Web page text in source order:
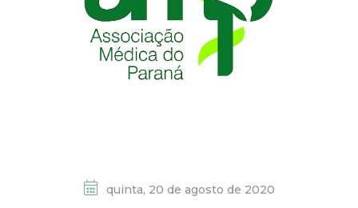
quinta, 20 de agosto de 2020